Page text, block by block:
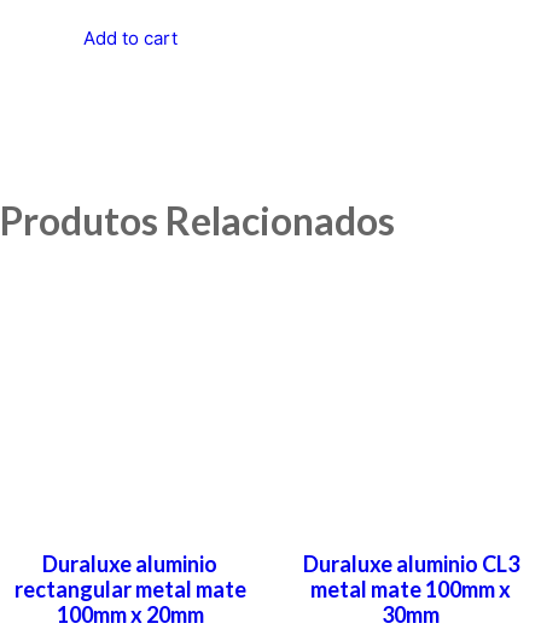
Add to cart
Produtos Relacionados
Duraluxe aluminio
rectangular metal mate
100mm x 20mm
Duraluxe aluminio CL3
metal mate 100mm x
30mm